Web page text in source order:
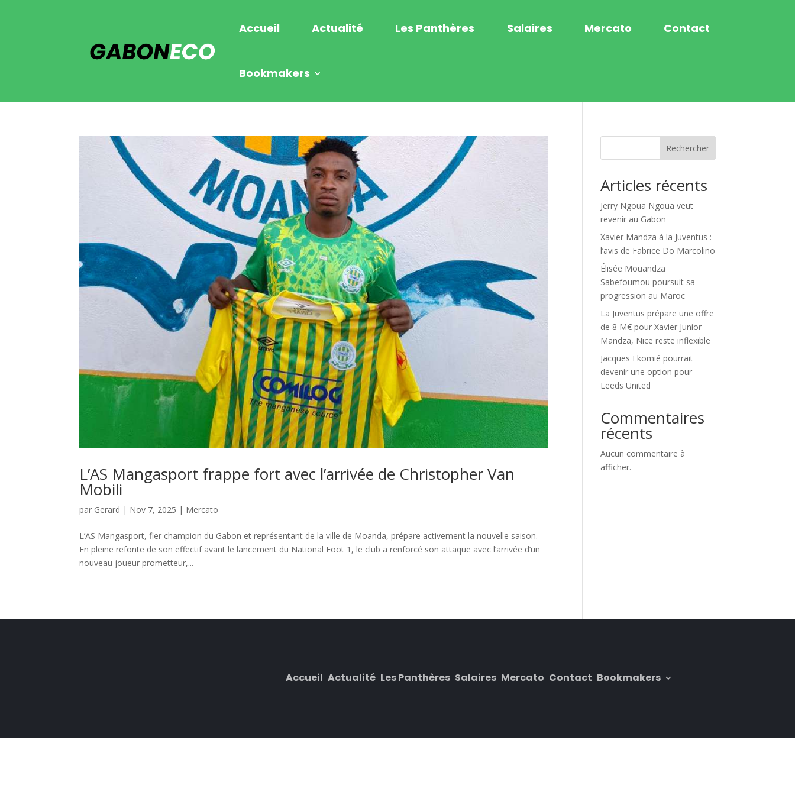
Accueil Actualité Les Panthères Salaires Mercato Contact
Bookmakers
L’AS Mangasport frappe fort avec l’arrivée de Christopher Van
Mobili
par Gerard | Nov 7, 2025 | Mercato
L’AS Mangasport, fier champion du Gabon et représentant de la ville de Moanda, prépare activement la nouvelle saison.
En pleine refonte de son effectif avant le lancement du National Foot 1, le club a renforcé son attaque avec l’arrivée d’un
nouveau joueur prometteur,...
Rechercher
Articles récents
Jerry Ngoua Ngoua veut
revenir au Gabon
Xavier Mandza à la Juventus :
l’avis de Fabrice Do Marcolino
Élisée Mouandza
Sabefoumou poursuit sa
progression au Maroc
La Juventus prépare une offre
de 8 M€ pour Xavier Junior
Mandza, Nice reste inflexible
Jacques Ekomié pourrait
devenir une option pour
Leeds United
Commentaires
récents
Aucun commentaire à
afficher.
Accueil Actualité Les Panthères Salaires Mercato Contact Bookmakers